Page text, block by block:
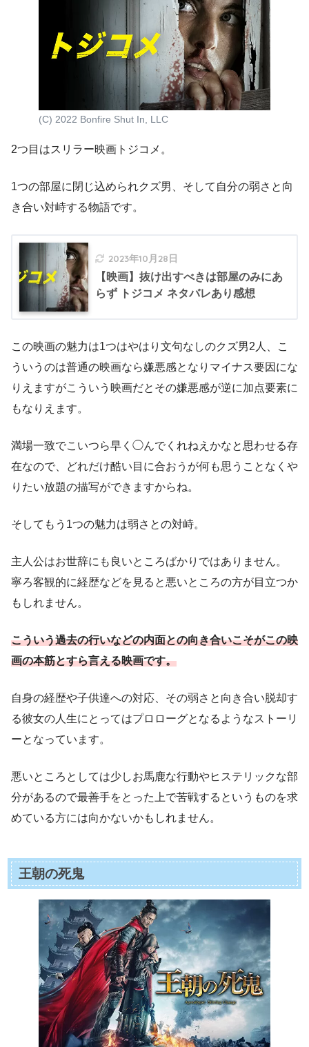
(C) 2022 Bonfire Shut In, LLC
2つ目はスリラー映画トジコメ。
1つの部屋に閉じ込められクズ男、そして自分の弱さと向
き合い対峙する物語です。
2023年10月28日
【映画】抜け出すべきは部屋のみにあ
らず トジコメ ネタバレあり感想
この映画の魅力は1つはやはり文句なしのクズ男2人、こ
ういうのは普通の映画なら嫌悪感となりマイナス要因にな
りえますがこういう映画だとその嫌悪感が逆に加点要素に
もなりえます。
満場一致でこいつら早く◯んでくれねえかなと思わせる存
在なので、どれだけ酷い目に合おうが何も思うことなくや
りたい放題の描写ができますからね。
そしてもう1つの魅力は弱さとの対峙。
主人公はお世辞にも良いところばかりではありません。
寧ろ客観的に経歴などを見ると悪いところの方が目立つか
もしれません。
こういう過去の行いなどの内面との向き合いこそがこの映
画の本筋とすら言える映画です。
自身の経歴や子供達への対応、その弱さと向き合い脱却す
る彼女の人生にとってはプロローグとなるようなストーリ
ーとなっています。
悪いところとしては少しお馬鹿な行動やヒステリックな部
分があるので最善手をとった上で苦戦するというものを求
めている方には向かないかもしれません。
王朝の死鬼